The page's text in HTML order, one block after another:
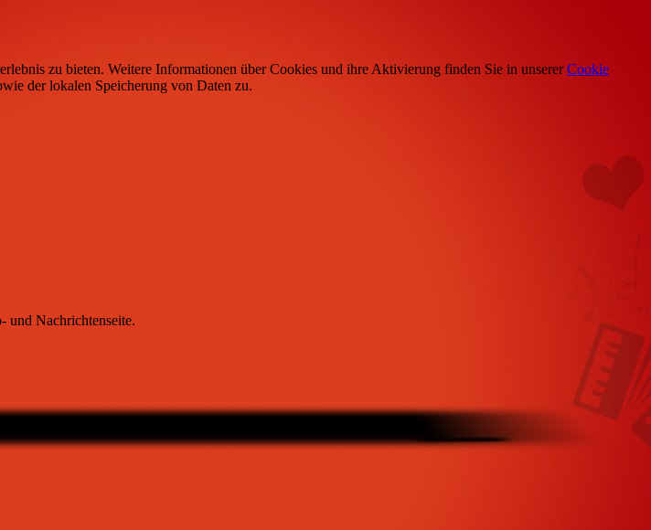
zu bieten. Weitere Informationen über Cookies und ihre Aktivierung finden Sie in unsererCookie
der lokalen Speicherung von Daten zu.
und Nachrichtenseite.